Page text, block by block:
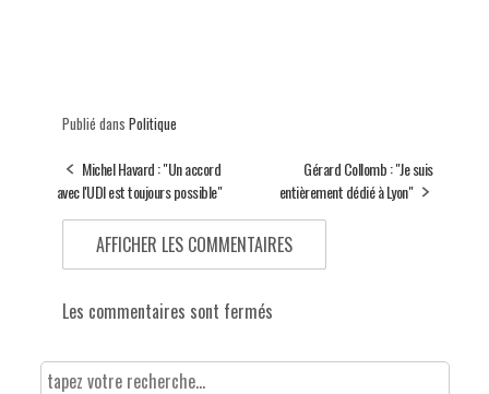
Publié dans Politique
Michel Havard : "Un accord
avec l'UDI est toujours possible"
Gérard Collomb : "Je suis
entièrement dédié à Lyon"
AFFICHER LES COMMENTAIRES
Les commentaires sont fermés